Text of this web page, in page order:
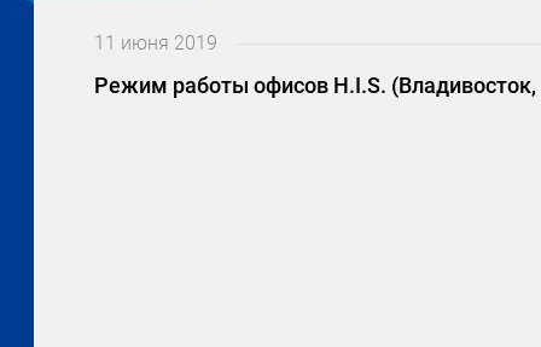
11 июня 2019
Режим работы офисов H.I.S.